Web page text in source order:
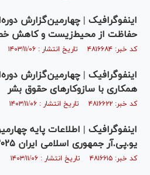
اینفوگرافیک | چهارمین‌گزارش
حفاظت از محیط‌زیست و کاهش
کد خبر: ۴۸۱۶۶۸۴ تاریخ انتشار : ۱۴۰۳/۱۱/۰۶
اینفوگرافیک | چهارمین‌گزارش
همکاری با سازوکارهای حقوق بشر
کد خبر: ۴۸۱۶۶۲۲ تاریخ انتشار : ۱۴۰۳/۱۱/۰۶
اینفوگرافیک | اطلاعات پایه
یو.پی.آر جمهوری اسلامی ایران ۲۰۲۵
کد خبر: ۴۸۱۶۶۱۵ تاریخ انتشار : ۱۴۰۳/۱۱/۰۶